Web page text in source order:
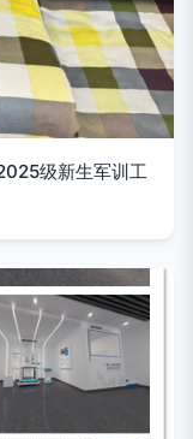
级新生军训工